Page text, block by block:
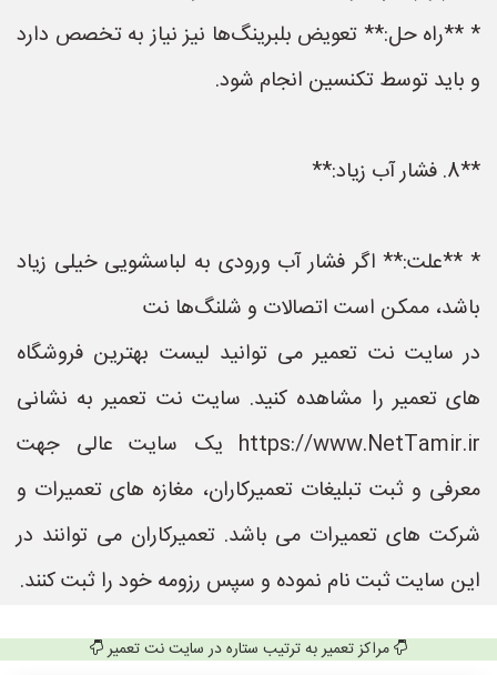
* **راه حل:** تعویض بلبرینگ‌ها نیز نیاز به تخصص دارد
و باید توسط تکنسین انجام شود.
**8. فشار آب زیاد:**
* **علت:** اگر فشار آب ورودی به لباسشویی خیلی زیاد
باشد، ممکن است اتصالات و شلنگ‌ها نت
در سایت نت تعمیر می توانید لیست بهترین فروشگاه
های تعمیر را مشاهده کنید. سایت نت تعمیر به نشانی
https://www.NetTamir.ir یک سایت عالی جهت
معرفی و ثبت تبلیغات تعمیرکاران، مغازه های تعمیرات و
شرکت های تعمیرات می باشد. تعمیرکاران می توانند در
این سایت ثبت نام نموده و سپس رزومه خود را ثبت کنند.
مراکز تعمیر به ترتیب ستاره در سایت نت تعمیر